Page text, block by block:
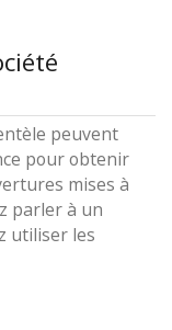
peuvent
pour obtenir
mises à
parler à un
utiliser les